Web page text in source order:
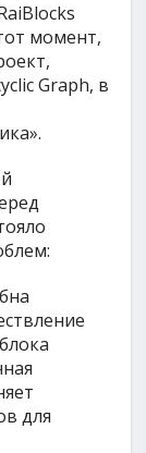
момент,
Graph, в
для